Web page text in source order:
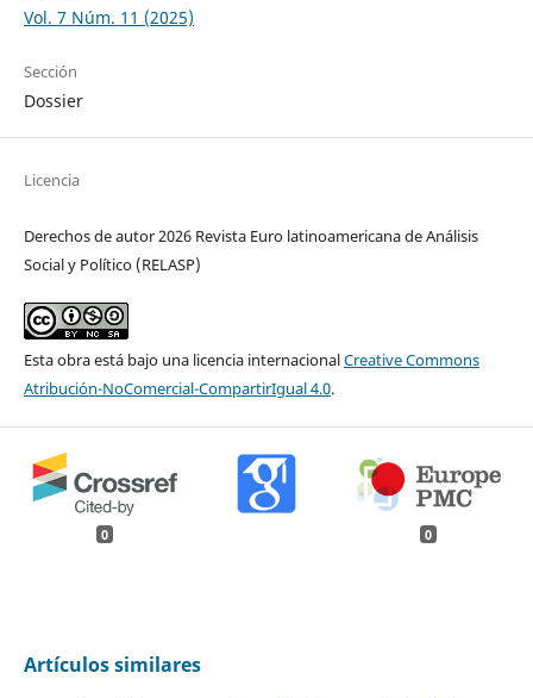
Vol. 7 Núm. 11 (2025)
Sección
Dossier
Licencia
Derechos de autor 2026 Revista Euro latinoamericana de Análisis
Social y Político (RELASP)
Esta obra está bajo una licencia internacionalCreative Commons
Atribución-NoComercial-CompartirIgual 4.0.
0 0
Artículos similares